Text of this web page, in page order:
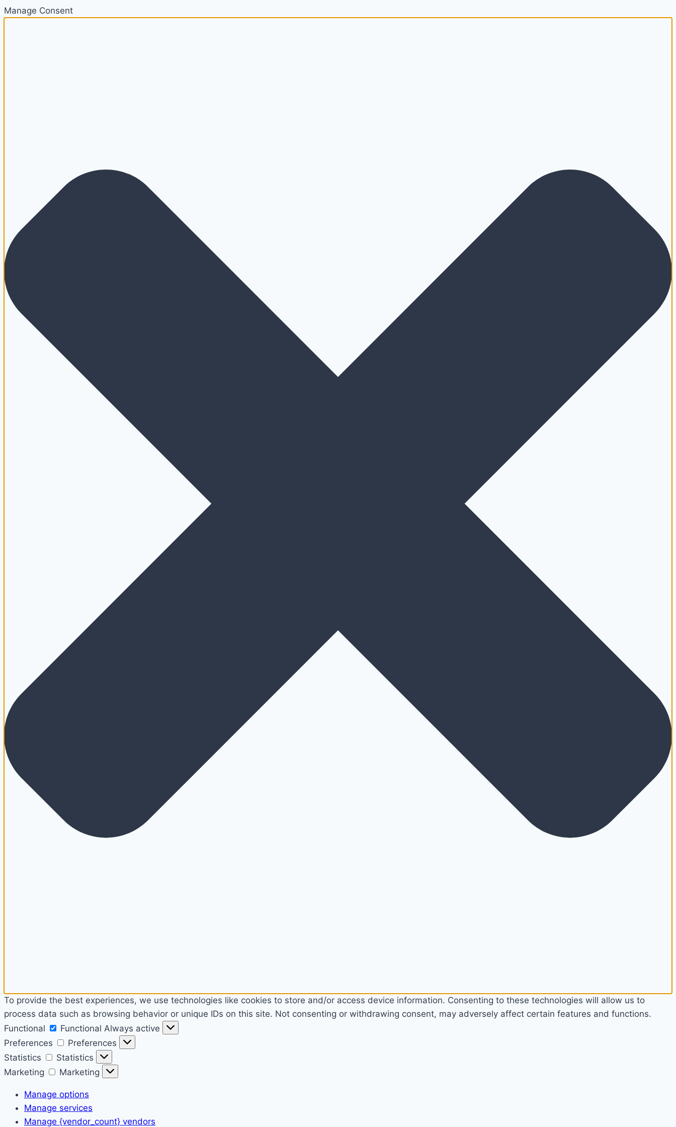
Manage Consent
To provide the best experiences, we use technologies like cookies to store and/or access device information. Consenting to these technologies will allow us to
process data such as browsing behavior or unique IDs on this site. Not consenting or withdrawing consent, may adversely affect certain features and functions.
Functional
Functional Always active
Preferences
Preferences
Statistics
Statistics
Marketing
Marketing
Manage options
Manage services
Manage {vendor_count} vendors